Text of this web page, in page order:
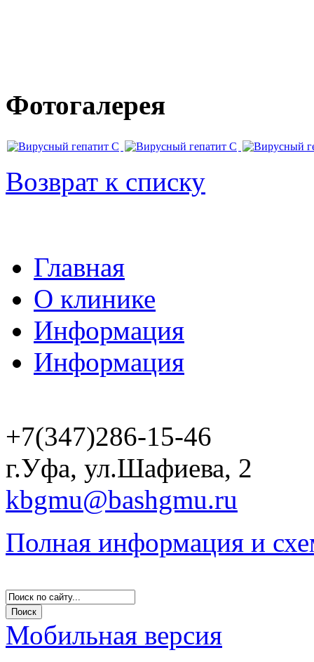
Фотогалерея
Возврат к списку
Главная
О клинике
Информация
Информация
+7(347)286-15-46
г.Уфа, ул.Шафиева, 2
kbgmu@bashgmu.ru
Полная информация и
Мобильная версия